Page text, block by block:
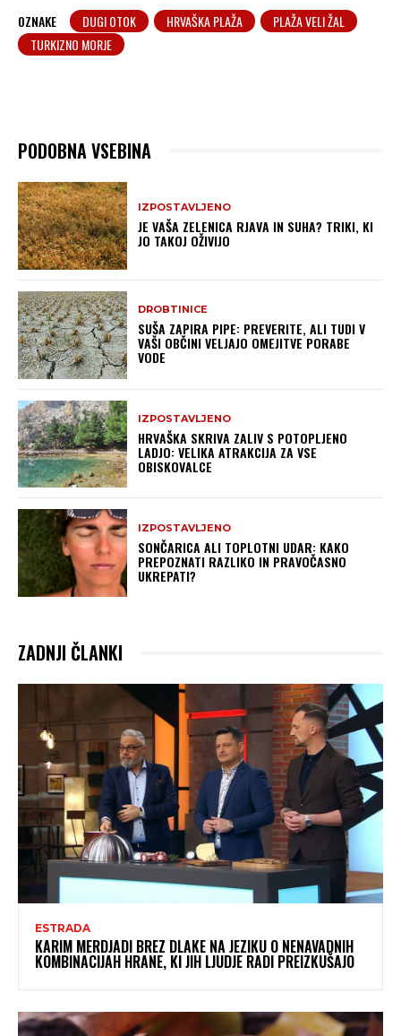
OZNAKE DUGI OTOK HRVAŠKA PLAŽA
PLAŽA VELI ŽAL
TURKIZNO MORJE
PODOBNA VSEBINA
IZPOSTAVLJENO
JE VAŠA ZELENICA RJAVA IN SUHA? TRIKI, KI
JO TAKOJ OŽIVIJO
DROBTINICE
SUŠA ZAPIRA PIPE: PREVERITE, ALI TUDI V
VAŠI OBČINI VELJAJO OMEJITVE PORABE
VODE
IZPOSTAVLJENO
HRVAŠKA SKRIVA ZALIV S POTOPLJENO
LADJO: VELIKA ATRAKCIJA ZA VSE
OBISKOVALCE
IZPOSTAVLJENO
SONČARICA ALI TOPLOTNI UDAR: KAKO
PREPOZNATI RAZLIKO IN PRAVOČASNO
UKREPATI?
ZADNJI ČLANKI
ESTRADA
KARIM MERDJADI BREZ DLAKE NA JEZIKU O NENAVADNIH
KOMBINACIJAH HRANE, KI JIH LJUDJE RADI PREIZKUŠAJO